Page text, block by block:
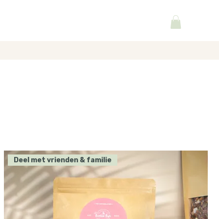
Deel met vrienden & familie